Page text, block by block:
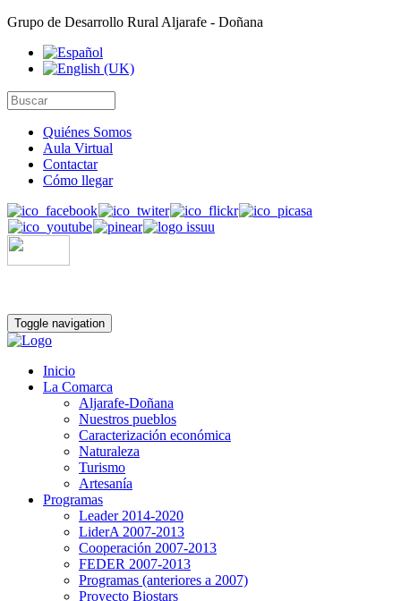
Grupo de Desarrollo Rural Aljarafe - Doñana
Quiénes Somos
Aula Virtual
Contactar
Cómo llegar
Toggle navigation
Inicio
La Comarca
Aljarafe-Doñana
Nuestros pueblos
Caracterización económica
Naturaleza
Turismo
Artesanía
Programas
Leader 2014-2020
LiderA 2007-2013
Cooperación 2007-2013
FEDER 2007-2013
Programas (anteriores a 2007)
Proyecto Biostars